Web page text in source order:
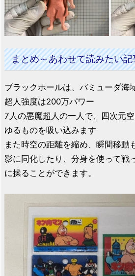
まとめ～あわせて読みたい記
ブラックホールは、バミューダ海
超人強度は200万パワー
7人の悪魔超人の一人で、四次元
ゆるものを吸い込みます
また時空の距離を縮め、瞬間移動
影に同化したり、分身を使って戦
に操ることができます。